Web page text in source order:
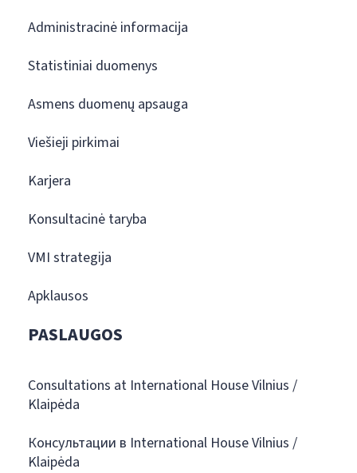
Administracinė informacija
Statistiniai duomenys
Asmens duomenų apsauga
Viešieji pirkimai
Karjera
Konsultacinė taryba
VMI strategija
Apklausos
PASLAUGOS
Consultations at International House Vilnius /
Klaipėda
Консультации в International House Vilnius /
Klaipėda